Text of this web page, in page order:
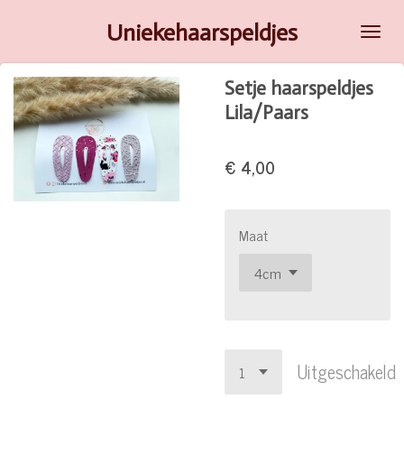
naar
de
hoofdinhoud
Uniekehaarspeldjes
Setje haarspeldjes
Lila/Paars
€ 4,00
Maat
Uitgeschakeld